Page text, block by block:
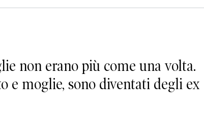
non erano più come una volta.
e moglie, sono diventati degli ex